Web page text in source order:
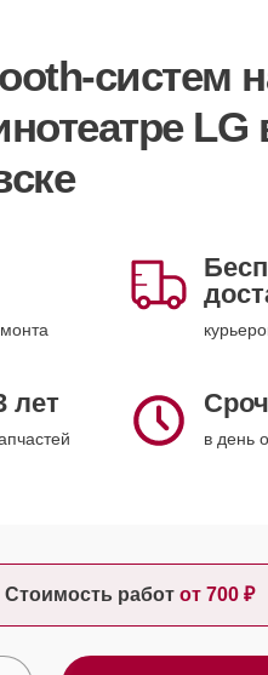
систем
LG
лет
в день
Стоимость работ от 700 ₽